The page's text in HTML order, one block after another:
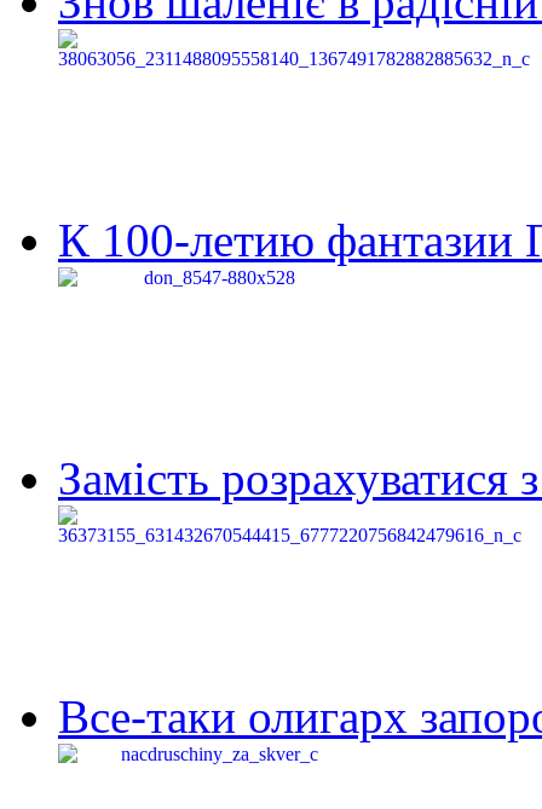
К 100-летию фантазии
Замість
Все-таки олигарх